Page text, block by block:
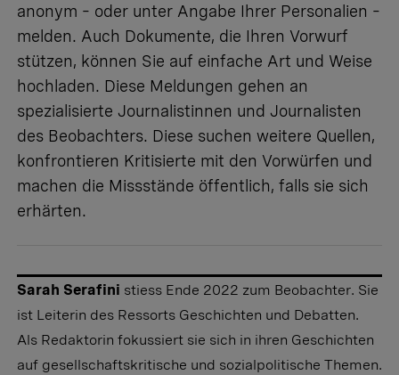
anonym – oder unter Angabe Ihrer Personalien –
melden. Auch Dokumente, die Ihren Vorwurf
stützen, können Sie auf einfache Art und Weise
hochladen. Diese Meldungen gehen an
spezialisierte Journalistinnen und Journalisten
des Beobachters. Diese suchen weitere Quellen,
konfrontieren Kritisierte mit den Vorwürfen und
machen die Missstände öffentlich, falls sie sich
erhärten.
Sarah Serafini stiess Ende 2022 zum Beobachter. Sie
ist Leiterin des Ressorts Geschichten und Debatten.
Als Redaktorin fokussiert sie sich in ihren Geschichten
auf gesellschaftskritische und sozialpolitische Themen.